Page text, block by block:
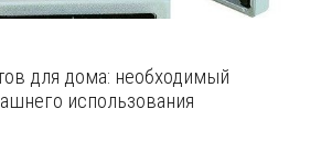
для дома: необходимый
использования